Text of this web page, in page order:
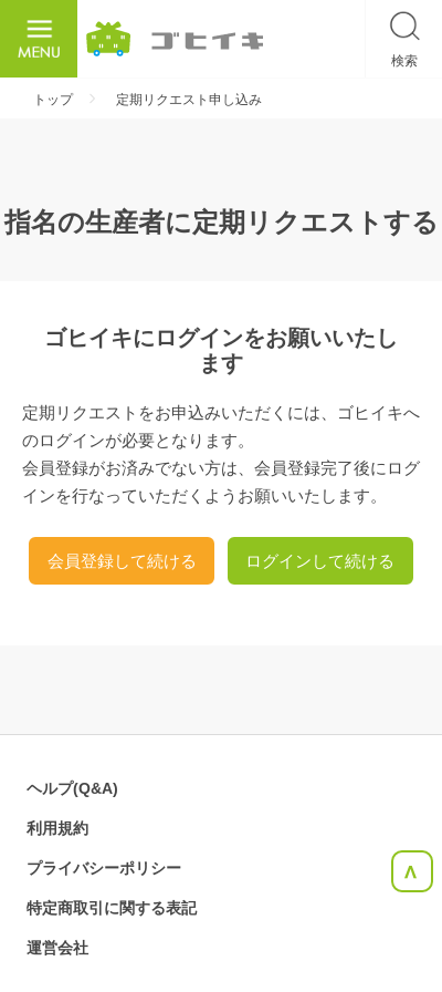
検索
トップ 定期リクエスト申し込み
指名の生産者に定期リクエストする
ゴヒイキにログインをお願いいたし
ます
定期リクエストをお申込みいただくには、ゴヒイキへ
のログインが必要となります。
会員登録がお済みでない方は、会員登録完了後にログ
インを行なっていただくようお願いいたします。
会員登録して続ける ログインして続ける
<
ヘルプ(Q&A)
利用規約
プライバシーポリシー
特定商取引に関する表記
運営会社